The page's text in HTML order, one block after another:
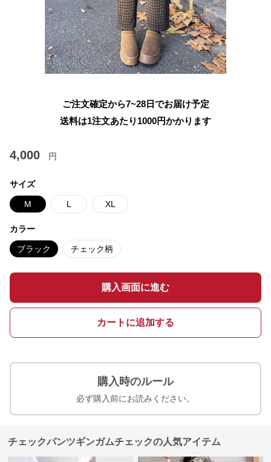
ご注文確定から7~28日でお届け予定
送料は1注文あたり 1000円かかります
4,000 円
サイズ
M L XL
カラー
ブラック チェック柄
購入画面に進む
カートに追加する
購入時のルール
必ず購入前にお読みください。
チェックパンツギンガムチェックの人気アイテム